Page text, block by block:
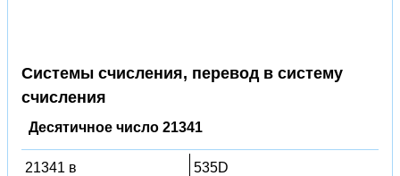
Системы счисления, перевод в систему
счисления
Десятичное число 21341
21341 в
535D